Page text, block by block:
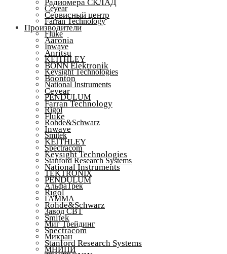
Ceyear
Farran Technology
Fluke
Inwave
KEITHLEY
Keysight Technologies
National Instruments
PENDULUM
Rigol
Rohde&Schwarz
Smitek
Spectracom
Stanford Research Systems
TEKTRONIX
АльфаТрек
ГАММА
Завод СВТ
Миг Трейдинг
Микран
МНИПИ
Радиомера СКЛАД
Сервисный центр
Производители
Aaronia
Anritsu
BONN Elektronik
Boonton
Ceyear
Farran Technology
Fluke
Inwave
KEITHLEY
Keysight Technologies
National Instruments
PENDULUM
Rigol
Rohde&Schwarz
Smitek
Spectracom
Stanford Research Systems